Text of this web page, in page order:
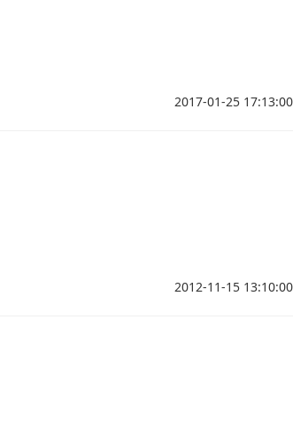
2017-01-25 17:13:00
2012-11-15 13:10:00